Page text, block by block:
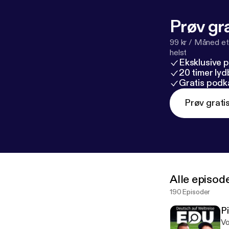
Prøv
99 kr / Måned
helst
Eksklusive
20 timer
Gratis
Prøv gratis
Alle
190 Episoder